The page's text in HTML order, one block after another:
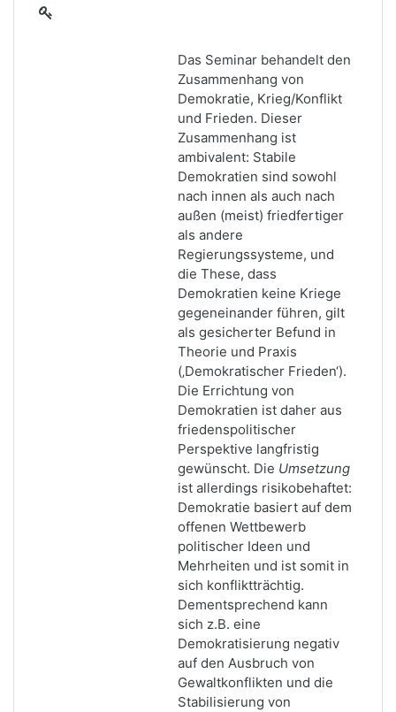
Das Seminar behandelt den
Zusammenhang von
Demokratie, Krieg/Konflikt
und Frieden. Dieser
Zusammenhang ist
ambivalent: Stabile
Demokratien sind sowohl
nach innen als auch nach
außen (meist) friedfertiger
als andere
Regierungssysteme, und
die These, dass
Demokratien keine Kriege
gegeneinander führen, gilt
als gesicherter Befund in
Theorie und Praxis
(‚Demokratischer Frieden‘).
Die Errichtung von
Demokratien ist daher aus
friedenspolitischer
Perspektive langfristig
gewünscht. Die Umsetzung
ist allerdings risikobehaftet:
Demokratie basiert auf dem
offenen Wettbewerb
politischer Ideen und
Mehrheiten und ist somit in
sich konfliktträchtig.
Dementsprechend kann
sich z.B. eine
Demokratisierung negativ
auf den Ausbruch von
Gewaltkonflikten und die
Stabilisierung von